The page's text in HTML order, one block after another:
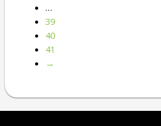
…
39
40
41
→